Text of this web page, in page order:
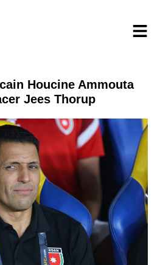
Houcine Ammouta
Jees Thorup